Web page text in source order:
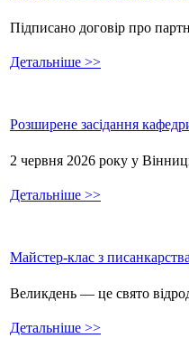
Підписано договір про
Детальніше >>
Розширене засідання
2 червня 2026 року у
Детальніше >>
Майстер-клас з писанкарства
Великдень — це свято
Детальніше >>